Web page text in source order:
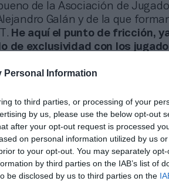
Personal Information
to third parties, or processing of your
by us, please use the below opt-out
after your opt-out request is processed
on personal information utilized by us
to your opt-out. You may separately
by third parties on the IAB’s list of
be disclosed by us to third parties on the
de la Asociación de
Galán y de la que
He aquí el punto de fricción,
de exclusividad con los
anuales en 2022 y 2023. La
de la gestora Setpoints,
regulada por la FIP. “Estará
del mundo”, afirma la
jugadores dejen de competir
ya se está trabajando con la
que permitan a los jugadores